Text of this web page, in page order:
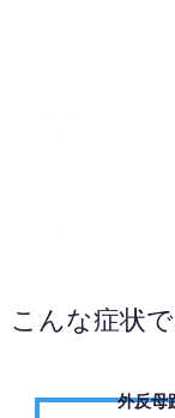
こんな症状
外反母